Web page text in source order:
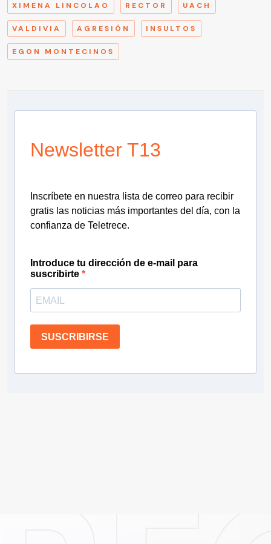
XIMENA LINCOLAO RECTOR UACH
VALDIVIA AGRESIÓN INSULTOS
EGON MONTECINOS
Newsletter T13
Inscríbete en nuestra lista de correo para recibir
gratis las noticias más importantes del día, con la
confianza de Teletrece.
Introduce tu dirección de e-mail para
suscribirte
SUSCRIBIRSE